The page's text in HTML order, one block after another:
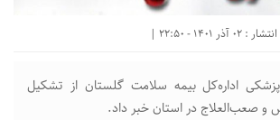
اداره‌کل بیمه سلامت گلستان از تشکیل
و صعب‌العلاج در استان خبر داد.